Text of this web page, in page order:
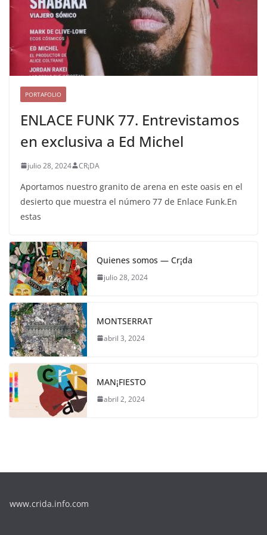
PORTAFOLIO
ENLACE FUNK 77. Entrevistamos
en exclusiva a Ed Michel
julio 28, 2024 CR¡DA
Aportamos nuestro granito de arena en este oasis en el
desierto que muestra el número 77 de Enlace Funk.En
estas
Quienes somos — Cr¡da
julio 28, 2024
MONTSERRAT
abril 3, 2024
MAN¡FIESTO
abril 2, 2024
www.crida.info.com